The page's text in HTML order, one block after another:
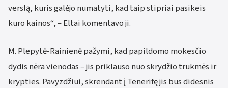
verslą, kuris galėjo numatyti, kad taip stipriai pasikeis
kuro kainos“, – Eltai komentavo ji.
M. Plepytė-Rainienė pažymi, kad papildomo mokesčio
dydis nėra vienodas – jis priklauso nuo skrydžio trukmės ir
krypties. Pavyzdžiui, skrendant į Tenerifę jis bus didesnis